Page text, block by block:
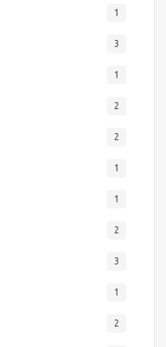
1
3
1
2
2
1
1
2
3
1
2